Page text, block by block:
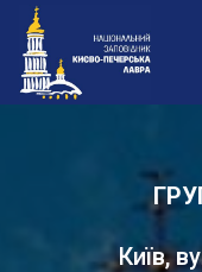
Київ,